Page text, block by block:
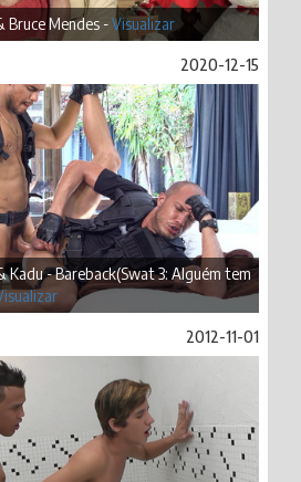
Bruce Mendes -Visualizar
2020-12-15
Kadu - Bareback(Swat 3: Alguém tem
2012-11-01